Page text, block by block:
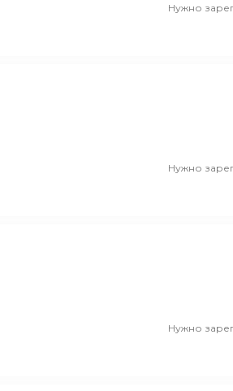
Нужно
Нужно
Нужно